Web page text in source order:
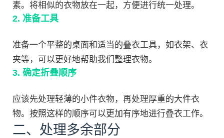
素。将相似的衣物放在一起，方便进行统一处理。
2. 准备工具
准备一个平整的桌面和适当的叠衣工具，如衣架、衣
夹等，可以更好地帮助我们整理衣物。
3. 确定折叠顺序
应该先处理轻薄的小件衣物，再处理厚重的大件衣
物。按照这样的顺序可以更加有序地进行叠衣工作。
二、处理多余部分